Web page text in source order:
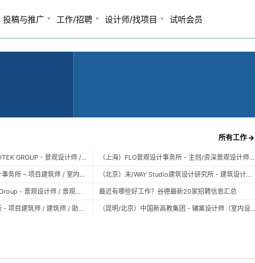
投稿与推广 工作/招聘 设计师/找项目 试听会员
所有工作 →
（广州）风物营造 LANDTEK GROUP - 景观设计师 / 植物设计师 / 品牌运营 / 实习生
（上海）空间里建筑设计事务所 – 项目建筑师 / 室内设计师 / 实习生（建筑/室内）
（上海）TOPO Design Group - 景观设计师 / 景观后期设计师 / 景观实习生
（北京）大屿建筑事务所 - 项目建筑师 / 建筑师 / 助理建筑师 / 实习建筑师
（上海）FLO景观设计事务所 - 主创/资深景观设计师 / 景观设计师 / 设计实习生 / 商务行政助理 / 助理施工图设计师
（北京）未/WAY Studio建筑设计研究所 - 建筑设计师 / 助理设计师/初级设计师 / 实习生 / 办公室行政与商务助理
最近有哪些好工作？谷德最新20家招聘信息汇总
（昆明/北京）中国新高教集团 - 辅案设计师（室内设计） / 辅案设计师（景观设计）/ 生活空间组长/教学空间组长 / 平面设计高级经理 / 展陈设计高级经理